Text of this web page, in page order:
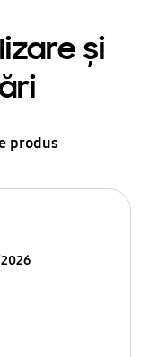
şi
produs